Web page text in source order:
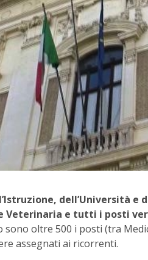
dell’Università
Veterinaria e tutti i posti
sono oltre 500 i posti (tra
assegnati ai ricorrenti.